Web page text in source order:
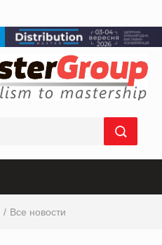
Все новости